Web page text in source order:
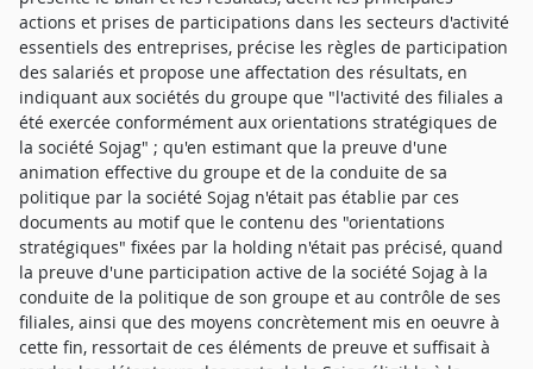
actions et prises de participations dans les secteurs d'activité
essentiels des entreprises, précise les règles de participation
des salariés et propose une affectation des résultats, en
indiquant aux sociétés du groupe que "l'activité des filiales a
été exercée conformément aux orientations stratégiques de
la société Sojag" ; qu'en estimant que la preuve d'une
animation effective du groupe et de la conduite de sa
politique par la société Sojag n'était pas établie par ces
documents au motif que le contenu des "orientations
stratégiques" fixées par la holding n'était pas précisé, quand
la preuve d'une participation active de la société Sojag à la
conduite de la politique de son groupe et au contrôle de ses
filiales, ainsi que des moyens concrètement mis en oeuvre à
cette fin, ressortait de ces éléments de preuve et suffisait à